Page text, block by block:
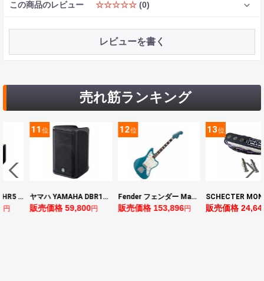
この商品のレビュー ☆☆☆☆☆ (0)
レビューを書く
売れ筋ランキング
ヤマハ YAMAHA THR5 コンパクトギターアンプ 小型アンプ
円
11位
ヤマハ YAMAHA DBR10 パワードスピーカー
販売価格 59,800円
12位
Fender フェンダー Made in Japan Traditional Late 60s Jazzmaster RW Ocean Turquoise Metallic エレキギター
販売価格 153,896円
13位
販売価格